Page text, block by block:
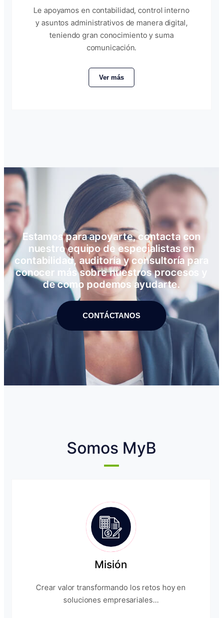
Le apoyamos en contabilidad, control interno
y asuntos administrativos de manera digital,
teniendo gran conocimiento y suma
comunicación.
Ver más
Estamos para apoyarte, contacta con
nuestro equipo de especialistas en
contabilidad, auditoría y consultoría para
conocer más sobre nuestros procesos y
de como podemos ayudarte.
CONTÁCTANOS
Somos MyB
Misión
Crear valor transformando los retos hoy en
soluciones empresariales...